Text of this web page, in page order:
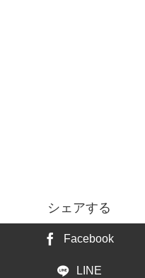
シェアする
Facebook
LINE